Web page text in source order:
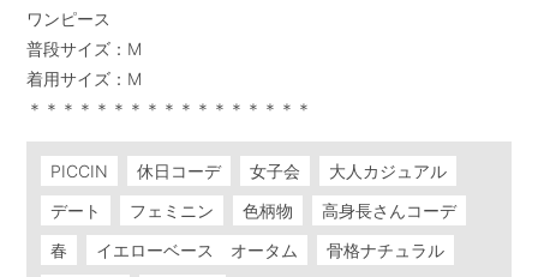
ワンピース
普段サイズ：M
着用サイズ：M
＊＊＊＊＊＊＊＊＊＊＊＊＊＊＊＊＊
PICCIN 休日コーデ 女子会
大人カジュアル
デート
フェミニン 色柄物
高身長さんコーデ
春
イエローベース オータム
骨格ナチュラル